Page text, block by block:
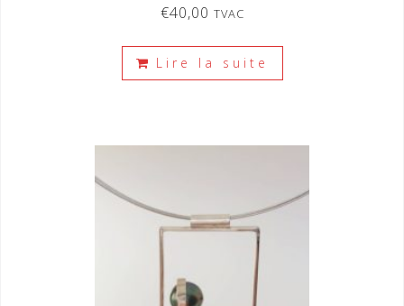
€40,00 TVAC
Lire la suite